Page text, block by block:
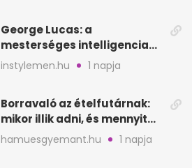
George Lucas: a
mesterséges intelligencia
lehet Hollywood következő
lépése
instylemen.hu 1 napja
Borravaló az ételfutárnak:
mikor illik adni, és mennyit
rendeléskor?
hamuesgyemant.hu 1 napja